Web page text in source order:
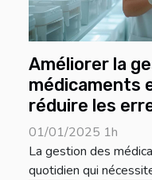
Améliorer la
médicaments
réduire les
01/01/2025 1h
La gestion des
quotidien qui